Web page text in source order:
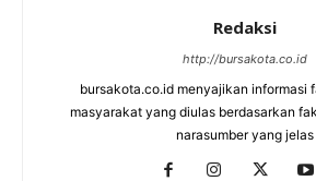
Redaksi
http://bursakota.co.id
bursakota.co.id menyajikan informasi
masyarakat yang diulas berdasarkan
narasumber yang jelas